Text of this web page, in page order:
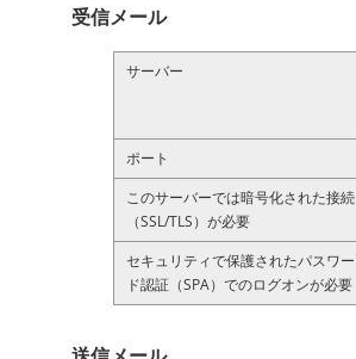
受信メール
サーバー
ポート
このサーバーでは暗号化された接続
（SSL/TLS）が必要
セキュリティで保護されたパスワー
ド認証（SPA）でのログオンが必要